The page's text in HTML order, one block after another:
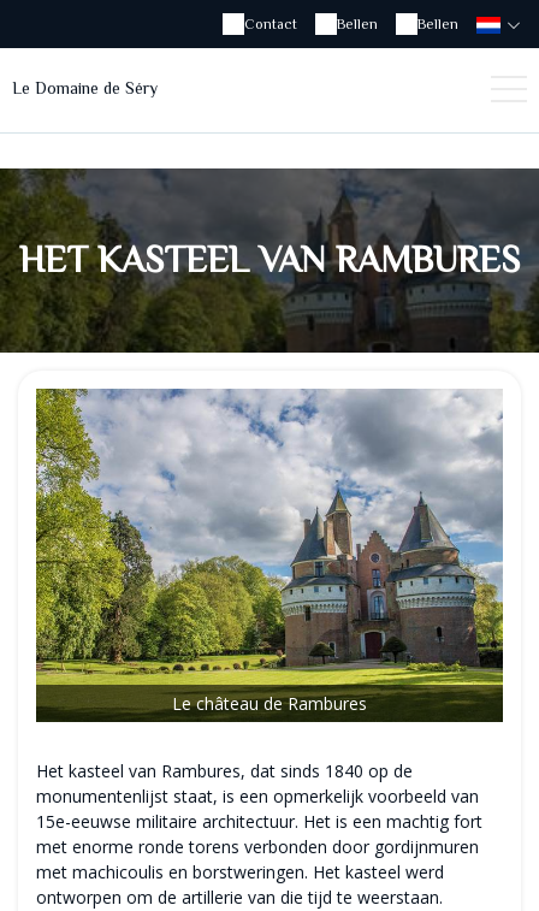
Bellen
Bellen
Contact
Le Domaine de Séry
HET KASTEEL VAN RAMBURES
Le château de Rambures
Het kasteel van Rambures, dat sinds 1840 op de
monumentenlijst staat, is een opmerkelijk voorbeeld van
15e-eeuwse militaire architectuur. Het is een machtig fort
met enorme ronde torens verbonden door gordijnmuren
met machicoulis en borstweringen. Het kasteel werd
ontworpen om de artillerie van die tijd te weerstaan.